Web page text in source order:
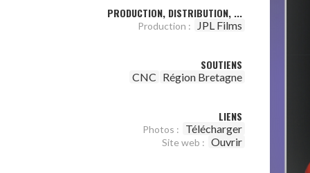
PRODUCTION, DISTRIBUTION, ...
Production : JPL Films
SOUTIENS
CNC Région Bretagne
LIENS
Photos : Télécharger
Site web : Ouvrir